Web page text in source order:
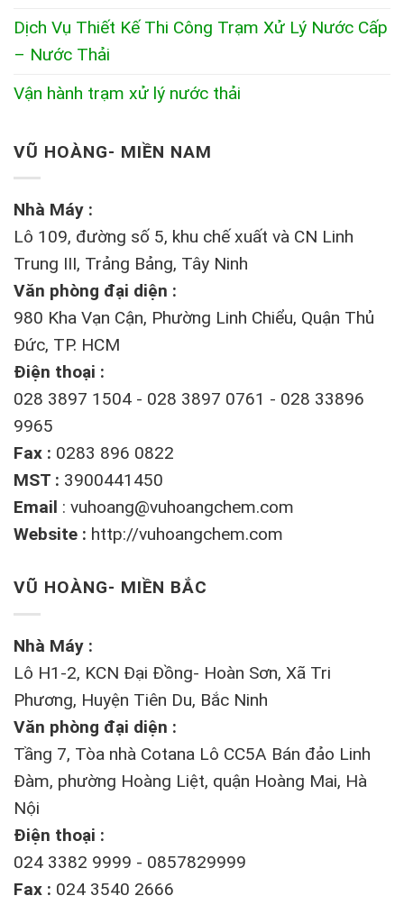
Dịch Vụ Thiết Kế Thi Công Trạm Xử Lý Nước Cấp
– Nước Thải
Vận hành trạm xử lý nước thải
VŨ HOÀNG- MIỀN NAM
Nhà Máy :
Lô 109, đường số 5, khu chế xuất và CN Linh
Trung III, Trảng Bảng, Tây Ninh
Văn phòng đại diện :
980 Kha Vạn Cận, Phường Linh Chiểu, Quận Thủ
Đức, TP. HCM
Điện thoại :
028 3897 1504 - 028 3897 0761 - 028 33896
9965
Fax : 0283 896 0822
MST : 3900441450
Email : vuhoang@vuhoangchem.com
Website : http://vuhoangchem.com
VŨ HOÀNG- MIỀN BẮC
Nhà Máy :
Lô H1-2, KCN Đại Đồng- Hoàn Sơn, Xã Tri
Phương, Huyện Tiên Du, Bắc Ninh
Văn phòng đại diện :
Tầng 7, Tòa nhà Cotana Lô CC5A Bán đảo Linh
Đàm, phường Hoàng Liệt, quận Hoàng Mai, Hà
Nội
Điện thoại :
024 3382 9999 - 0857829999
Fax : 024 3540 2666